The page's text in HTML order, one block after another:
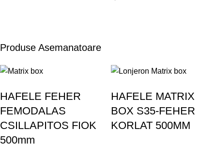
Produse Asemanatoare
HAFELE FEHER
FEMODALAS
CSILLAPITOS FIOK
500mm
HAFELE MATRIX
BOX S35-FEHER
KORLAT 500MM